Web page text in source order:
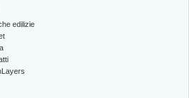
edilizie